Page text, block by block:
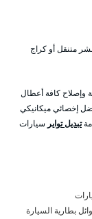
متنقل أو كراج
وإصلاح كافة أعطال
إخصائي ميكانيكي
تبديل تواير سيارات
بطارية السيارة